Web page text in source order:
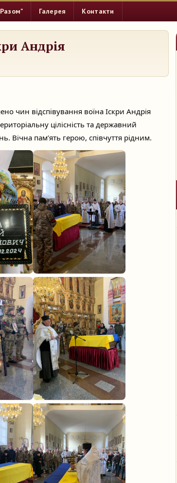
Галерея Контакти
Андрія
чин відспівування воїна Іскри Андрія
цілісність та державний
Вічна пам’ять герою, співчуття рідним.